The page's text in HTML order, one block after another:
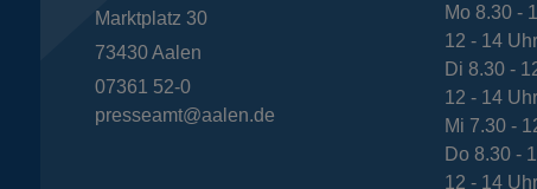
Marktplatz 30
73430 Aalen
07361 52-0
presseamt@aalen.de
Mo 8.30 -
12 - 14
Di 8.30 -
12 - 14
Mi 7.30 -
Do 8.30 -
12 - 14